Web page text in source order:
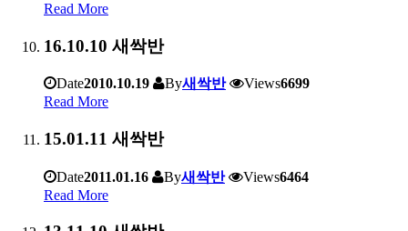
Read More
16.10.10 새싹반
Date2010.10.19 By새싹반 Views6699
Read More
15.01.11 새싹반
Date2011.01.16 By새싹반 Views6464
Read More